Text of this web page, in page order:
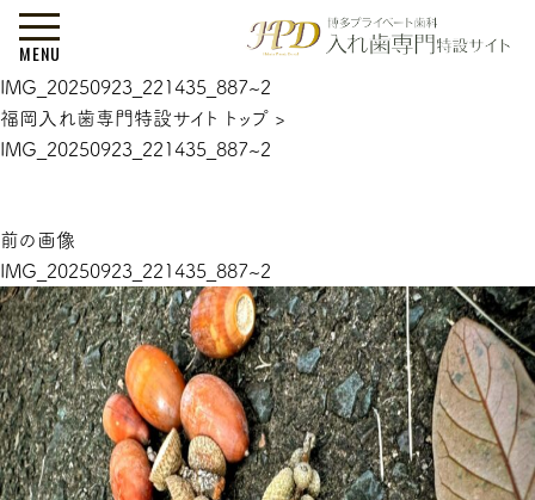
MENU
IMG_20250923_221435_887~2
福岡入れ歯専門特設サイト トップ >
IMG_20250923_221435_887~2
前の画像
IMG_20250923_221435_887~2